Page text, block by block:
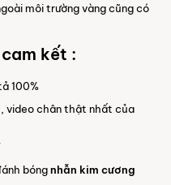
môi trường vàng cũng có
kết :
100%
video chân thật nhất của
bóngnhẫn kim cương